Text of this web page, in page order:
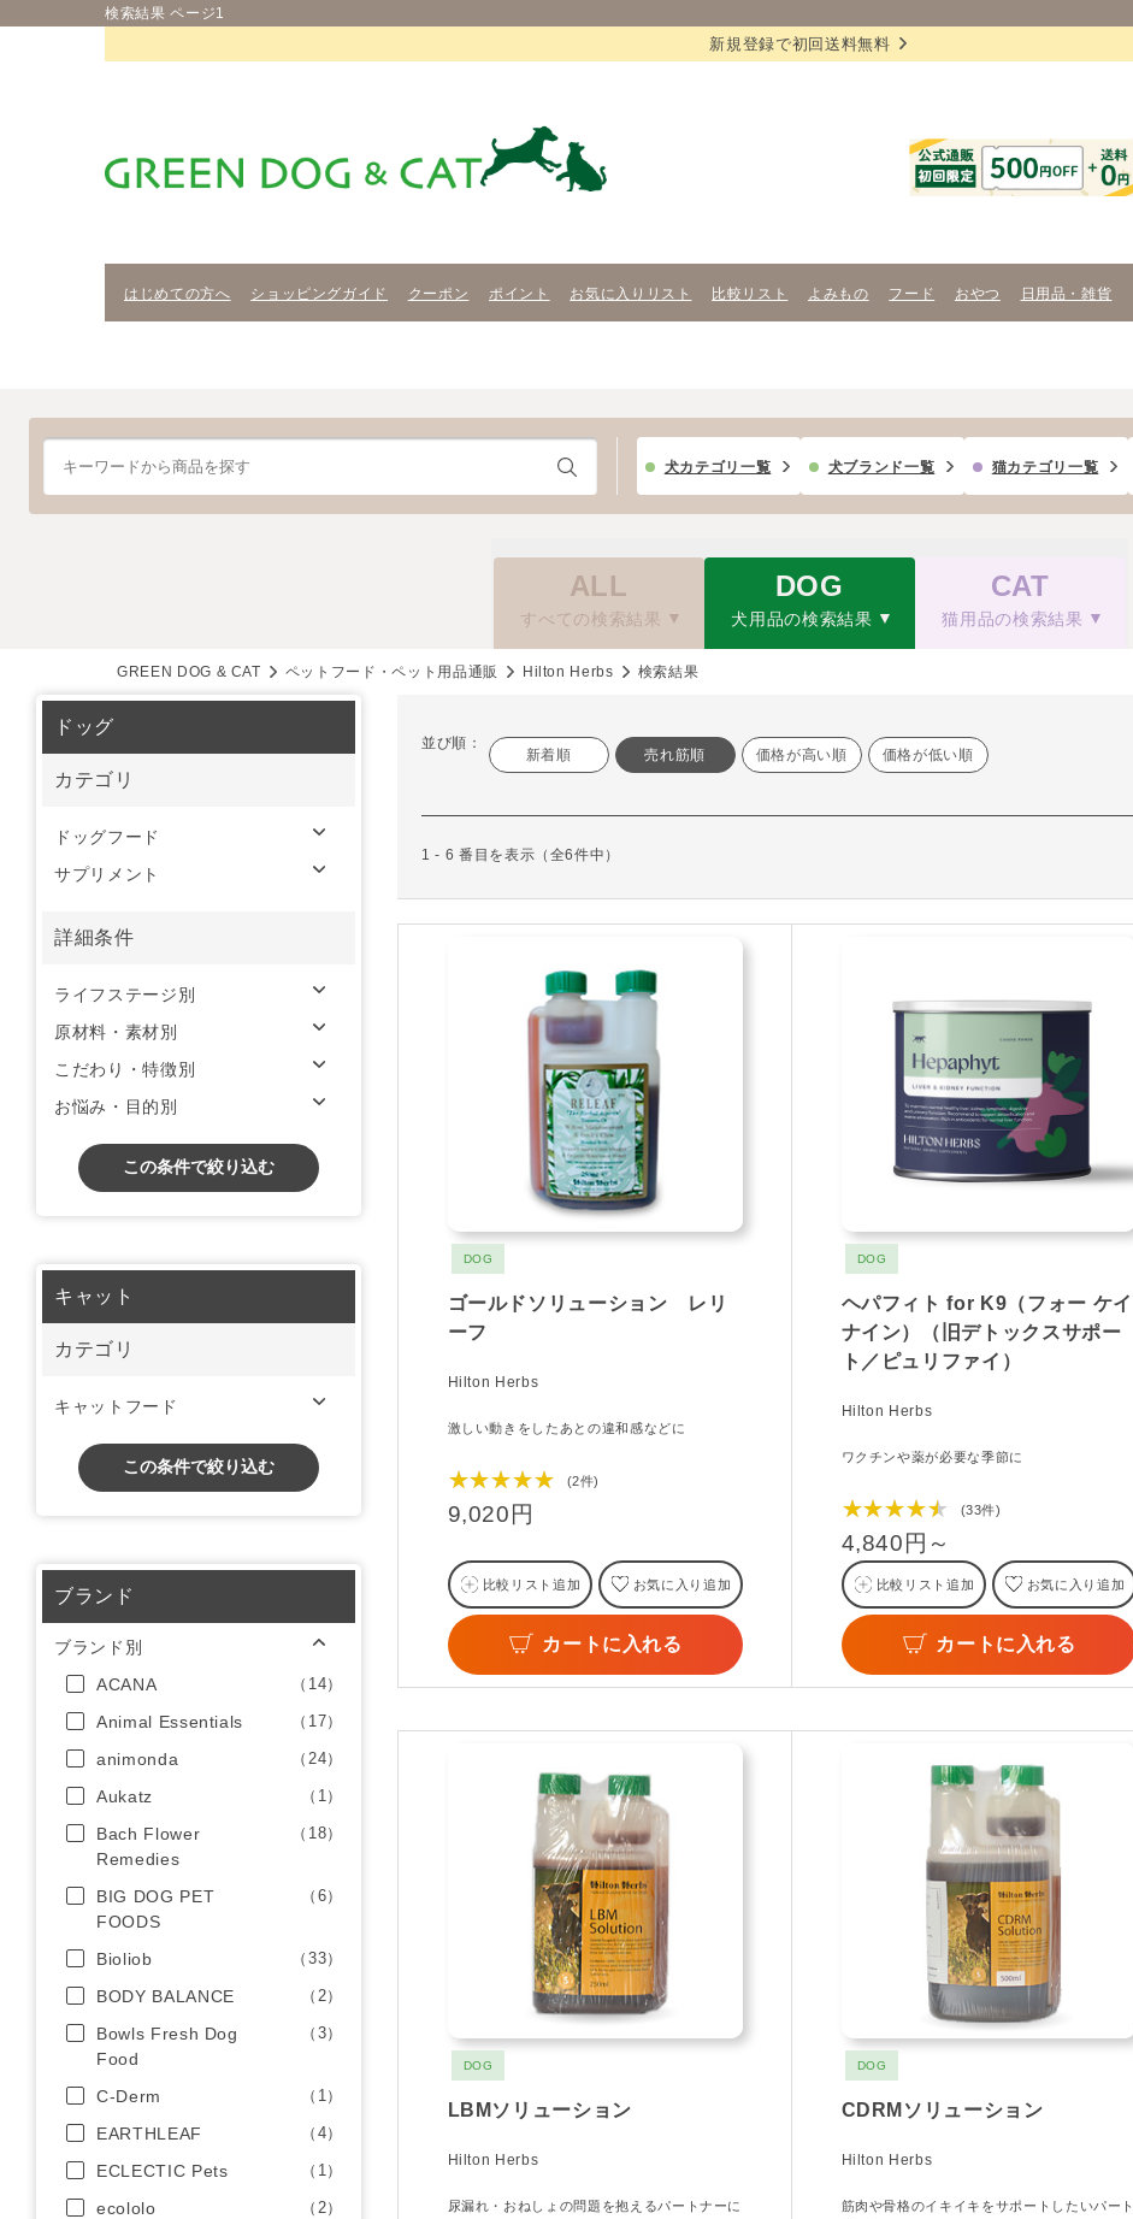
検索結果 ページ1
新規登録で初回送料無料
はじめての方へ ショッピングガイド クーポン ポイント お気に入りリスト 比較リスト よみもの フード おやつ 日用品・雑貨
犬カテゴリ一覧 犬ブランド一覧 猫カテゴリ一覧
ALL
すべての検索結果
DOG
犬用品の検索結果
CAT
猫用品の検索結果
GREEN DOG & CAT ペットフード・ペット用品通販 Hilton Herbs 検索結果
並び順：
新着順 売れ筋順 価格が高い順 価格が低い順
1 - 6 番目を表示（全6件中）
DOG
ゴールドソリューション レリ
ーフ
Hilton Herbs
激しい動きをしたあとの違和感などに
★★★★★ (2件)
9,020円
比較リスト追加 お気に入り追加
カートに入れる
DOG
ヘパフィト for K9（フォー ケイ
ナイン）（旧デトックスサポー
ト／ピュリファイ）
Hilton Herbs
ワクチンや薬が必要な季節に
★★★★★ (33件)
4,840円～
比較リスト追加 お気に入り追加
カートに入れる
DOG
LBMソリューション
Hilton Herbs
尿漏れ・おねしょの問題を抱えるパートナーに
DOG
CDRMソリューション
Hilton Herbs
筋肉や骨格のイキイキをサポートしたいパート
ドッグ
カテゴリ
ドッグフード
サプリメント
詳細条件
ライフステージ別
原材料・素材別
こだわり・特徴別
お悩み・目的別
この条件で絞り込む
キャット
カテゴリ
キャットフード
この条件で絞り込む
ブランド
ブランド別
ACANA
（14）
Animal Essentials （17）
animonda （24）
Aukatz （1）
Bach Flower
Remedies
（18）
BIG DOG PET
FOODS
（6）
Bioliob （33）
BODY BALANCE （2）
Bowls Fresh Dog
Food
（3）
C-Derm （1）
EARTHLEAF （4）
ECLECTIC Pets （1）
ecololo （2）